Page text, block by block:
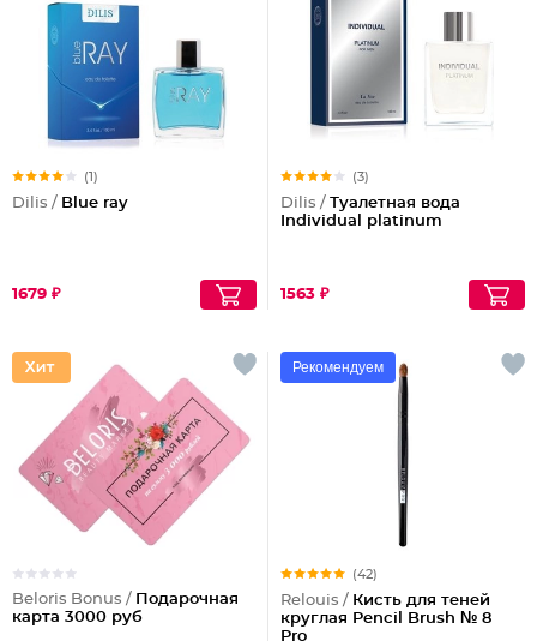
(1)
Dilis / Blue ray
1679 ₽
(3)
Dilis / Туалетная вода
Individual platinum
1563 ₽
Beloris Bonus / Подарочная
карта 3000 руб
Рекомендуем
(42)
Relouis / Кисть для теней
круглая Pencil Brush № 8
Pro